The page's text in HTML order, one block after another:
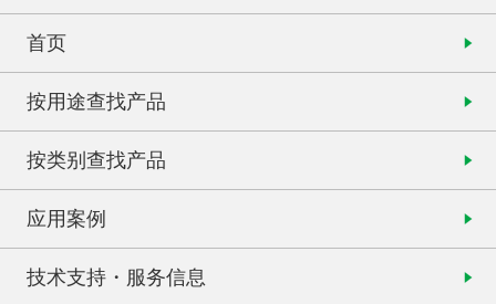
首页
按用途查找产品
按类别查找产品
应用案例
技术支持・服务信息